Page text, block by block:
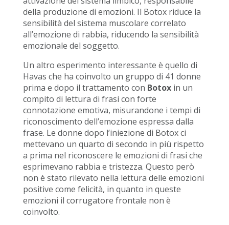
della produzione di emozioni. Il Botox riduce la
sensibilità del sistema muscolare correlato
all’emozione di rabbia, riducendo la sensibilità
emozionale del soggetto.
Un altro esperimento interessante è quello di
Havas che ha coinvolto un gruppo di 41 donne
prima e dopo il trattamento con Botoxin un
compito di lettura di frasi con forte
connotazione emotiva, misurandone i tempi di
riconoscimento dell’emozione espressa dalla
frase. Le donne dopo l’iniezione di Botox ci
mettevano un quarto di secondo in più rispetto
a prima nel riconoscere le emozioni di frasi che
esprimevano rabbia e tristezza. Questo però
non è stato rilevato nella lettura delle emozioni
positive come felicità, in quanto in queste
emozioni il corrugatore frontale non è
coinvolto.